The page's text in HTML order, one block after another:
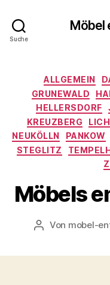
Suche
Möbel
ALLGEMEIN
GRUNEWALD
HELLERSDORF
KREUZBERG
NEUKÖLLN
PANKOW
STEGLITZ
Möbels
Beitragsautor
Von mobel-